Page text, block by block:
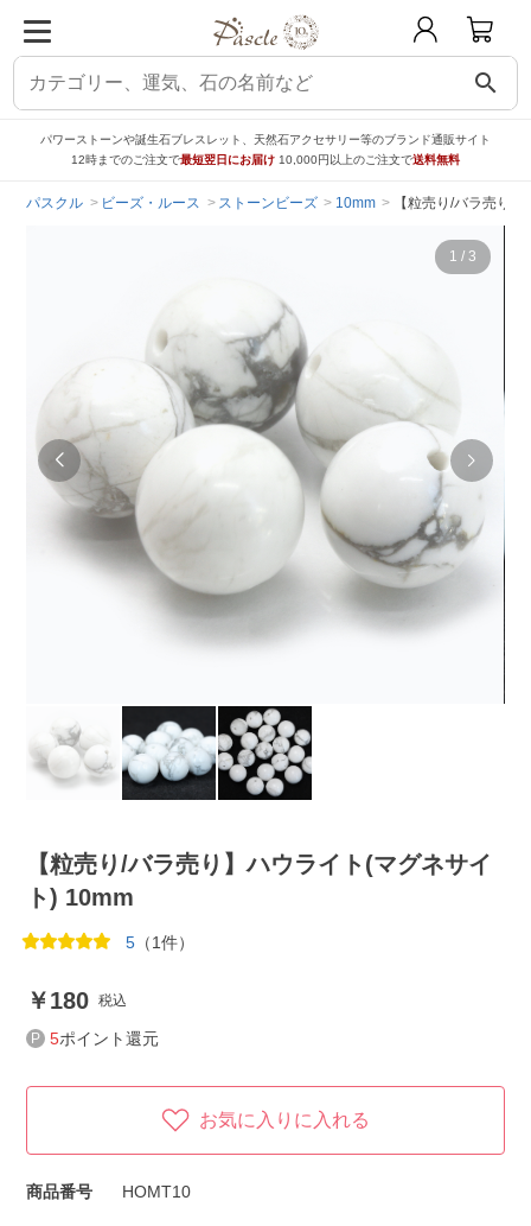
search
パワーストーンや誕生石ブレスレット、天然石アクセサリー等のブランド通販サイト
12時までのご注文で最短翌日にお届け 10,000円以上のご注文で送料無料
パスクル ビーズ・ルース ストーンビーズ 10mm 【粒売り/バラ売り
1 / 3
【粒売り/バラ売り】ハウライト(マグネサイ
ト) 10mm
5 （1件）
180 税込
5ポイント還元
お気に入りに入れる
商品番号 HOMT10